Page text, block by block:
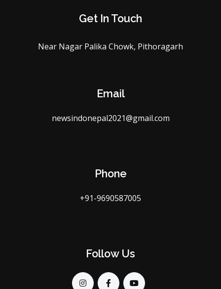
Get In Touch
Near Nagar Palika Chowk, Pithoragarh
Email
newsindonepal2021@gmail.com
Phone
+91-9690587005
Follow Us